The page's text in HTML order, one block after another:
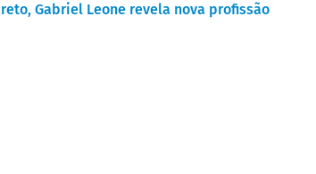
Gabriel Leone revela nova profissão